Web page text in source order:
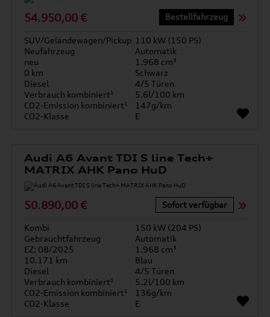
54.950,00 € Bestellfahrzeug
SUV/Geländewagen/Pickup 110 kW (150 PS)
Neufahrzeug
Automatik
neu
1.968 cm³
0 km
Schwarz
Diesel
4/5 Türen
Verbrauch kombiniert¹
5.6l/100 km
CO2-Emission kombiniert¹
147g/km
CO2-Klasse
E
Audi A6 Avant TDI S line Tech+
MATRIX AHK Pano HuD
50.890,00 € Sofort verfügbar
Kombi
150 kW (204 PS)
Gebrauchtfahrzeug
Automatik
EZ: 08/2025
1.968 cm³
10.171 km
Blau
Diesel
4/5 Türen
Verbrauch kombiniert¹
5.2l/100 km
CO2-Emission kombiniert¹
136g/km
CO2-Klasse
E